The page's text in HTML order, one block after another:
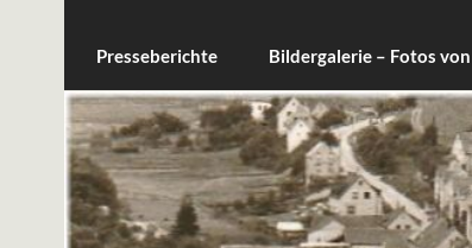
Presseberichte Bildergalerie – Fotos